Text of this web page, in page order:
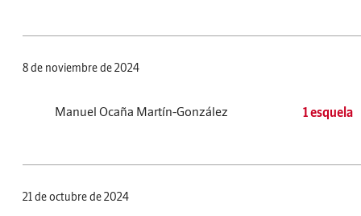
8 de noviembre de 2024
Manuel Ocaña Martín-González 1 esquela
21 de octubre de 2024